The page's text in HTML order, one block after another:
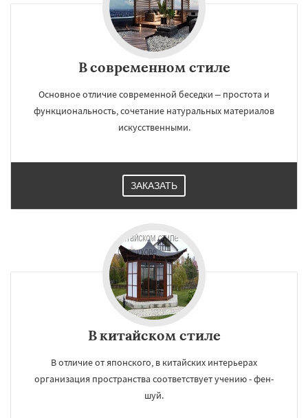
В современном стиле
Основное отличие современной беседки – простота и
функциональность, сочетание натуральных материалов
искусственными.
ЗАКАЗАТЬ
В китайском стиле
В отличие от японского, в китайских интерьерах
организация пространства соответствует учению - фен-
шуй.